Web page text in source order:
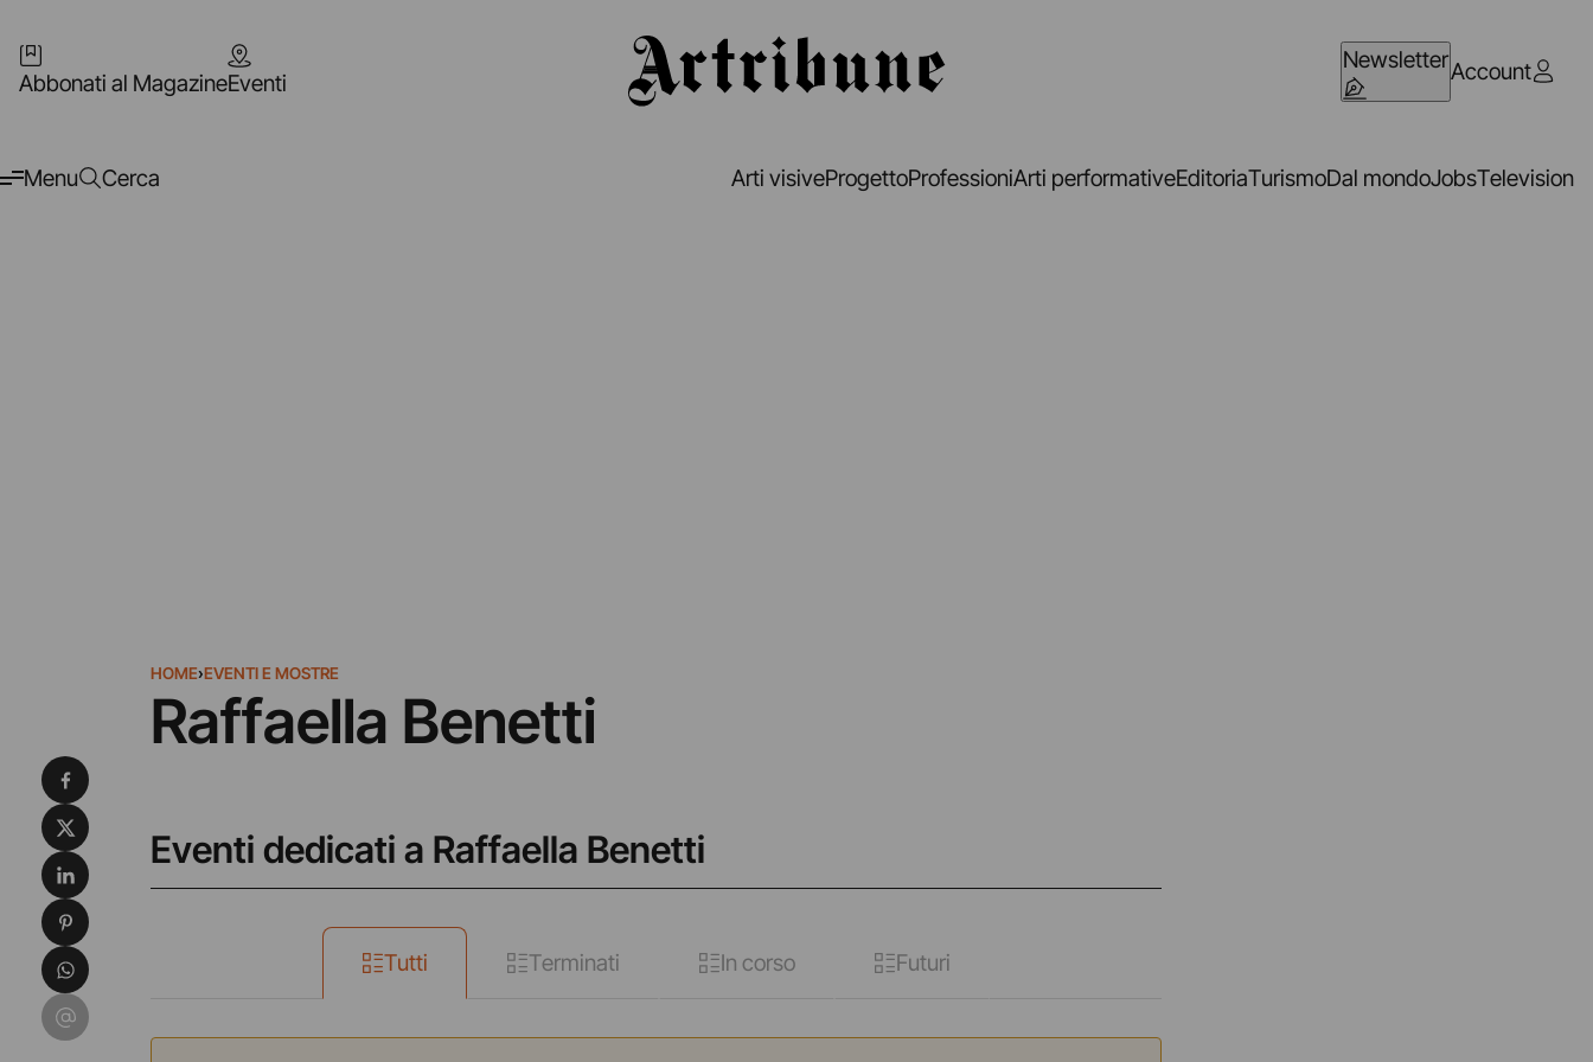
Abbonati al MagazineEventi
NewsletterAccount
Menu Cerca Arti visiveProgettoProfessioniArti performativeEditoriaTurismoDal mondoJobsTelevision
HOME›EVENTI E MOSTRE
Raffaella Benetti
Eventi dedicati a Raffaella Benetti
Tutti Terminati In corso Futuri
Condividi su Facebook
Condividi su X
Condividi su LinkedIn
Condividi su Pinterest
Condividi su WhatsApp
Condividi su Email